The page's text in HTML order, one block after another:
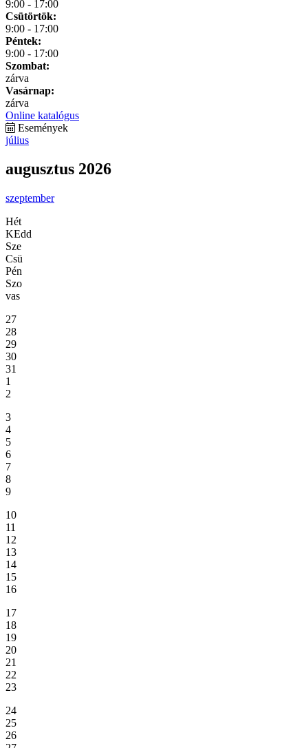
9:00 - 17:00
Csütörtök:
9:00 - 17:00
Péntek:
9:00 - 17:00
Szombat:
zárva
Vasárnap:
zárva
Online katalógus
Események
július
augusztus 2026
szeptember
Hét
KEdd
Sze
Csü
Pén
Szo
vas
27
28
29
30
31
1
2
3
4
5
6
7
8
9
10
11
12
13
14
15
16
17
18
19
20
21
22
23
24
25
26